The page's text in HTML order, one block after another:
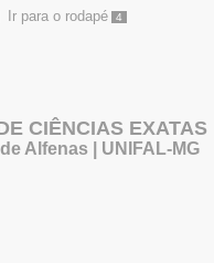
Ir para o rodapé 4
CIÊNCIAS EXATAS
Alfenas | UNIFAL-MG